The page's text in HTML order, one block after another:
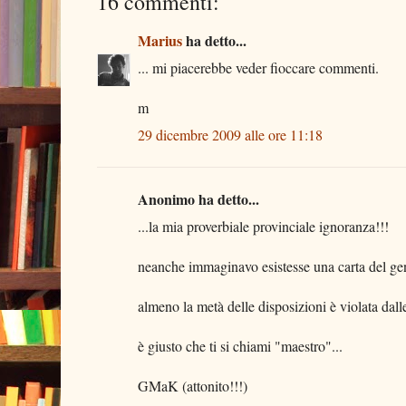
Mariusha detto...
... mi piacerebbe veder fioccare commenti.
m
29 dicembre 2009 alle ore 11:18
Anonimo ha detto...
...la mia proverbiale provinciale ignoranza!!!
neanche immaginavo esistesse una carta del
almeno la metà delle disposizioni è violata
è giusto che ti si chiami "maestro"...
GMaK (attonito!!!)